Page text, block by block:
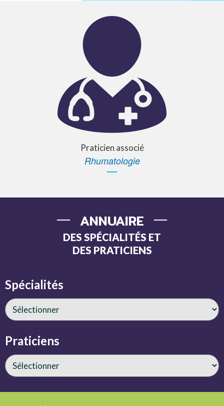
Praticien associé
Rhumatologie
ANNUAIRE
DES SPÉCIALITÉS ET
DES PRATICIENS
Spécialités
Praticiens